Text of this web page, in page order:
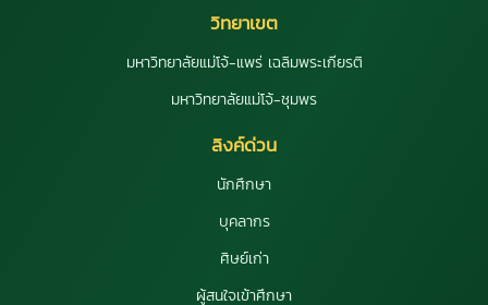
วิทยาเขต
มหาวิทยาลัยแม่โจ้-แพร่ เฉลิมพระเกียรติ
มหาวิทยาลัยแม่โจ้-ชุมพร
ลิงค์ด่วน
นักศึกษา
บุคลากร
ศิษย์เก่า
ผู้สนใจเข้าศึกษา